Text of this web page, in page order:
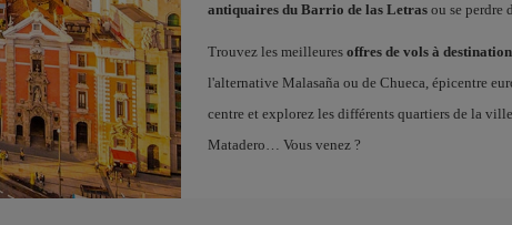
antiquaires du Barrio de las Letrasou se perdre
Trouvez les meilleures offres de vols à
l'alternative Malasaña ou de Chueca, épicentre
centre et explorez les différents quartiers de la
Matadero… Vous venez ?